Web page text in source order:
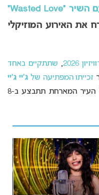
זכייתה של אוסטריה ב-2025 עם השיר “Wasted Love”
את האירוע המוזיקלי
2026
, שתתקיים באחד
זכייתו המפתיעה שלג’יי ג’יי
. רשת השידור האוסטרית ORF פתחה את הליך המכרז, וההכרעה על העיר המארחת תתבצע ב-8